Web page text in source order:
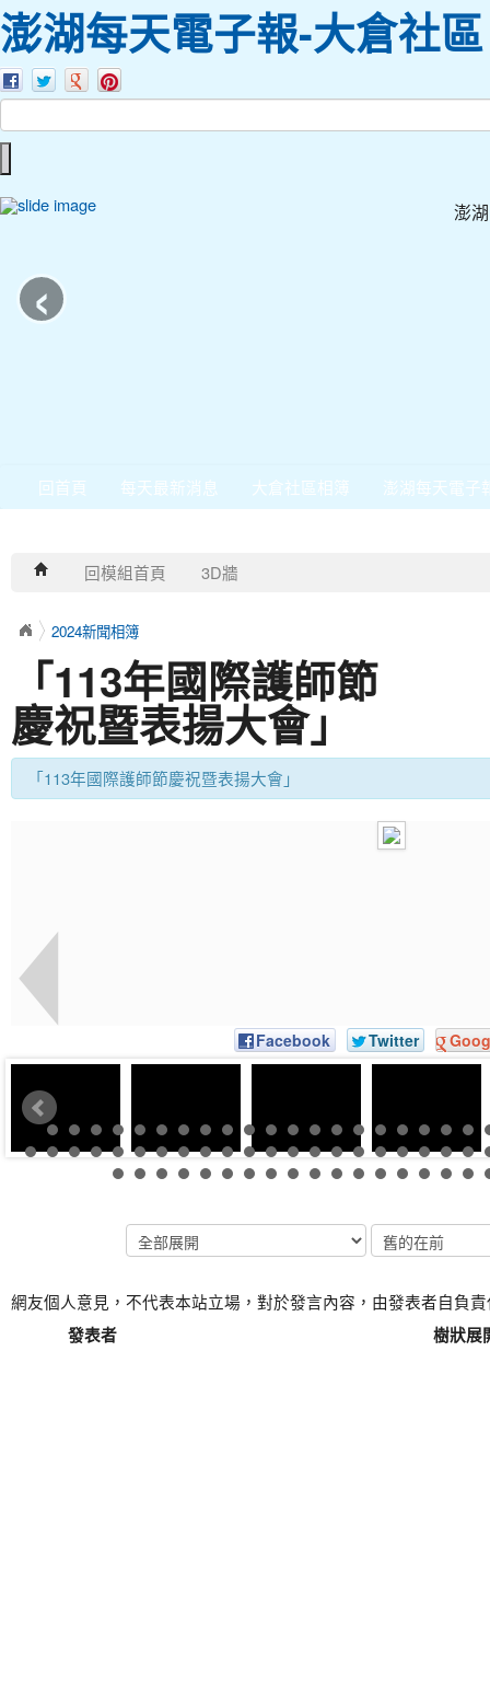
澎湖每天電子報-大倉社區
澎
‹
回首頁 每天最新消息 大倉社區相簿 澎湖每天電子
回模組首頁 3D牆
2024新聞相簿
「113年國際護師節
慶祝暨表揚大會」
「113年國際護師節慶祝暨表揚大會」
Facebook Twitter
網友個人意見，不代表本站立場，對於發言內容，由發表者自負
發表者
樹狀展